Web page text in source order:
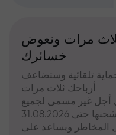
مرات ونعوض
خسائرك
تلقائية وستضاعف
أرباحك ثلاث مرات
أجل غير مسمى لجميع
المخاطر ويساعد على